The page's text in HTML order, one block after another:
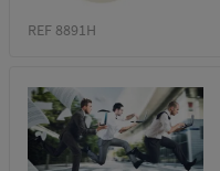
REF 8891H